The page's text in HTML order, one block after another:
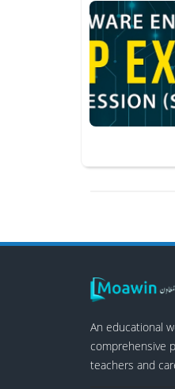
An educational
comprehensive
teachers and